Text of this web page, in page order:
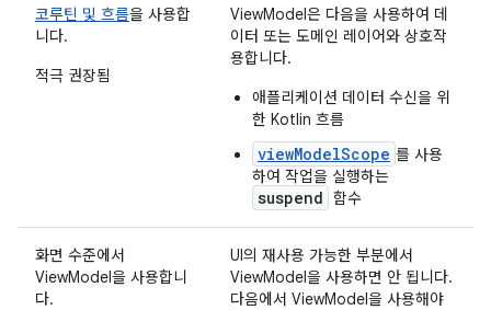
코루틴 및 흐름을 사용합
니다.
적극 권장됨
ViewModel은 다음을 사용하여 데
이터 또는 도메인 레이어와 상호작
용합니다.
애플리케이션 데이터 수신을 위
한 Kotlin 흐름
viewModelScope 를 사용
하여 작업을 실행하는
suspend 함수
화면 수준에서
ViewModel을 사용합니
다.
UI의 재사용 가능한 부분에서
ViewModel을 사용하면 안 됩니다.
다음에서 ViewModel을 사용해야